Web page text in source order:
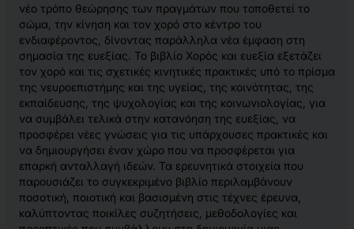
νέο τρόπο θεώρησης των πραγμάτων που τοποθετεί το
σώμα, την κίνηση και τον χορό στο κέντρο του
ενδιαφέροντος, δίνοντας παράλληλα νέα έμφαση στη
σημασία της ευεξίας. Το βιβλίο Χορός και ευεξία εξετάζει
τον χορό και τις σχετικές κινητικές πρακτικές υπό το πρίσμα
της νευροεπιστήμης και της υγείας, της κοινότητας, της
εκπαίδευσης, της ψυχολογίας και της κοινωνιολογίας, για
να συμβάλει τελικά στην κατανόηση της ευεξίας, να
προσφέρει νέες γνώσεις για τις υπάρχουσες πρακτικές και
να δημιουργήσει έναν χώρο που να προσφέρεται για
επαρκή ανταλλαγή ιδεών. Τα ερευνητικά στοιχεία που
παρουσιάζει το συγκεκριμένο βιβλίο περιλαμβάνουν
ποσοτική, ποιοτική και βασισμένη στις τέχνες έρευνα,
καλύπτοντας ποικίλες συζητήσεις, μεθοδολογίες και